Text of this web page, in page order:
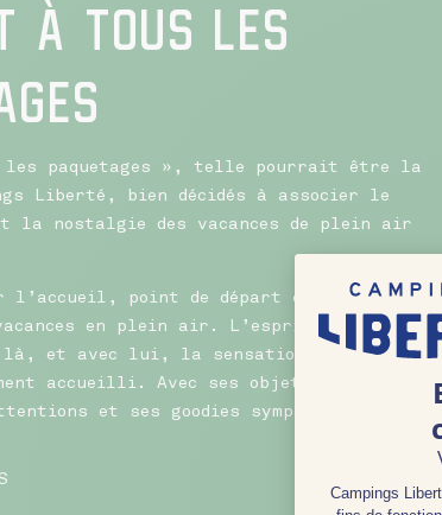
À TOUS LES
les paquetages », telle pourrait être la
Liberté, bien décidés à associer le
la nostalgie des vacances de plein air
l’accueil, point de départ et centre
en plein air. L’esprit lobby de
et avec lui, la sensation de se
accueilli. Avec ses objets
et ses goodies sympathiques.